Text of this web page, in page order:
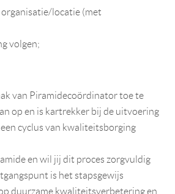
organisatie/locatie (met
volgen;
van Piramidecoördinator toe te
op en is kartrekker bij de uitvoering
cyclus van kwaliteitsborging
en wil jij dit proces zorgvuldig
is het stapsgewijs
duurzame kwaliteitsverbetering en